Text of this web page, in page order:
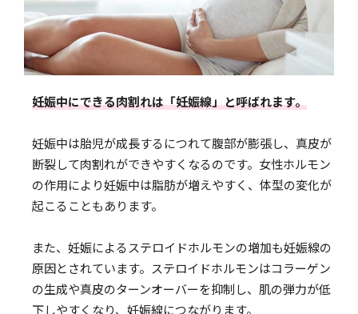
妊娠中にできる肉割れは「妊娠線」と呼ばれます。
妊娠中は胎児が成長するにつれて腹部が膨張し、真皮が
断裂して肉割れができやすくなるのです。女性ホルモン
の作用により妊娠中は脂肪が増えやすく、体型の変化が
起こることもあります。
また、妊娠によるステロイドホルモンの増加も妊娠線の
原因とされています。ステロイドホルモンはコラーゲン
の生成や真皮のターンオーバーを抑制し、肌の弾力が低
下しやすくなり、妊娠線につながります。